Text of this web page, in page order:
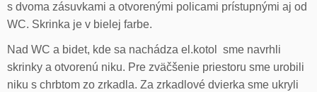
s dvoma zásuvkami a otvorenými policami prístupnými aj od
WC. Skrinka je v bielej farbe.
Nad WC a bidet, kde sa nachádza el.kotol sme navrhli
skrinky a otvorenú niku. Pre zväčšenie priestoru sme urobili
niku s chrbtom zo zrkadla. Za zrkadlové dvierka sme ukryli